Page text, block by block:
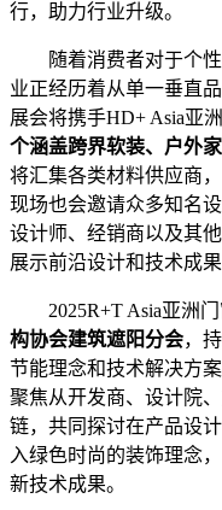
行，助力行业升级。
随着消费者对于个性
业正经历着从单一垂直
展会将携手HD+ Asia亚
个涵盖跨界软装、户外
将汇集各类材料供应商
现场也会邀请众多知名
设计师、经销商以及其
展示前沿设计和技术成
2025R+T Asia亚洲门
构协会建筑遮阳分会，
节能理念和技术解决方
聚焦从开发商、设计院
链，共同探讨在产品设
入绿色时尚的装饰理念
新技术成果。